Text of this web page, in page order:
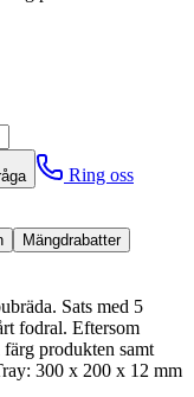
Ring oss
Mängdrabatter
Sats med 5
fodral. Eftersom
produkten samt
300 x 200 x 12 mm